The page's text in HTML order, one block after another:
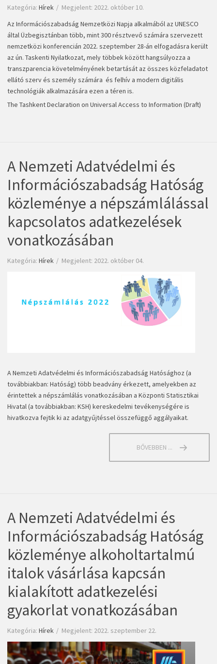
Kategória: Hírek
Megjelent: 2022. október 10.
Az Információszabadság Nemzetközi Napja alkalmából az UNESCO
által Üzbegisztánban több, mint 300 résztvevő számára szervezett
nemzetközi konferencián 2022. szeptember 28-án elfogadásra került
az ún. Taskenti Nyilatkozat, mely többek között hangsúlyozza a
transzparencia követelményének betartását az összes közfeladatot
ellátó szerv és személy számára és felhív a modern digitális
technológiák alkalmazására ezen a téren is.
The Tashkent Declaration on Universal Access to Information (Draft)
A Nemzeti Adatvédelmi és
Információszabadság Hatóság
közleménye a népszámlálással
kapcsolatos adatkezelések
vonatkozásában
Kategória: Hírek Megjelent: 2022. október 04.
A Nemzeti Adatvédelmi és Információszabadság Hatósághoz (a
továbbiakban: Hatóság) több beadvány érkezett, amelyekben az
érintettek a népszámlálás vonatkozásában a Központi Statisztikai
Hivatal (a továbbiakban: KSH) kereskedelmi tevékenységére is
hivatkozva fejtik ki az adatgyűjtéssel összefüggő aggályaikat.
BŐVEBBEN ...
A Nemzeti Adatvédelmi és
Információszabadság Hatóság
közleménye alkoholtartalmú
italok vásárlása kapcsán
kialakított adatkezelési
gyakorlat vonatkozásában
Kategória: Hírek Megjelent: 2022. szeptember 22.